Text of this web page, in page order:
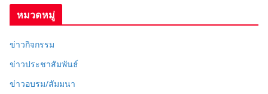
หมวดหมู่
ข่าวกิจกรรม
ข่าวประชาสัมพันธ์
ข่าวอบรม/สัมมนา